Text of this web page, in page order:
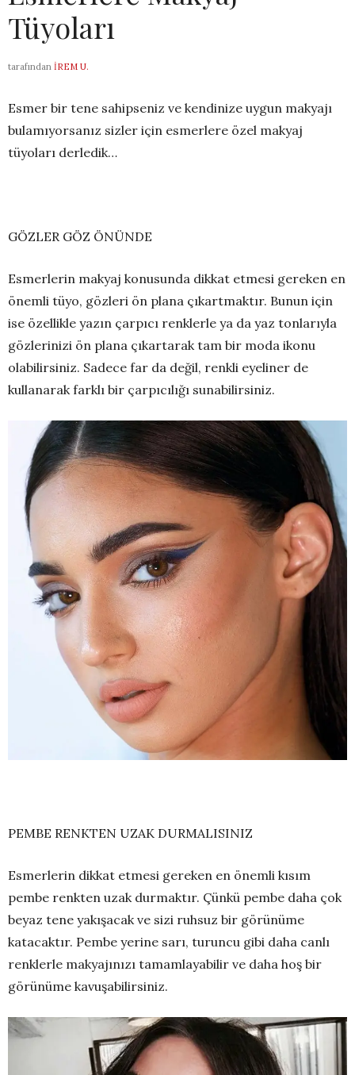
Tüyoları
tarafından İREM U.
Esmer bir tene sahipseniz ve kendinize uygun makyajı
bulamıyorsanız sizler için esmerlere özel makyaj
tüyoları derledik…
GÖZLER GÖZ ÖNÜNDE
Esmerlerin makyaj konusunda dikkat etmesi gereken en
önemli tüyo, gözleri ön plana çıkartmaktır. Bunun için
ise özellikle yazın çarpıcı renklerle ya da yaz tonlarıyla
gözlerinizi ön plana çıkartarak tam bir moda ikonu
olabilirsiniz. Sadece far da değil, renkli eyeliner de
kullanarak farklı bir çarpıcılığı sunabilirsiniz.
PEMBE RENKTEN UZAK DURMALISINIZ
Esmerlerin dikkat etmesi gereken en önemli kısım
pembe renkten uzak durmaktır. Çünkü pembe daha çok
beyaz tene yakışacak ve sizi ruhsuz bir görünüme
katacaktır. Pembe yerine sarı, turuncu gibi daha canlı
renklerle makyajınızı tamamlayabilir ve daha hoş bir
görünüme kavuşabilirsiniz.